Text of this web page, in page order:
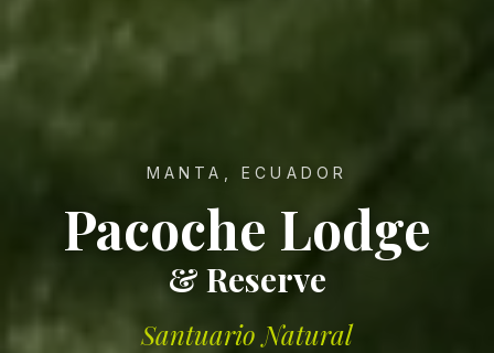
MANTA, ECUADOR
Pacoche Lodge
& Reserve
Santuario Natural